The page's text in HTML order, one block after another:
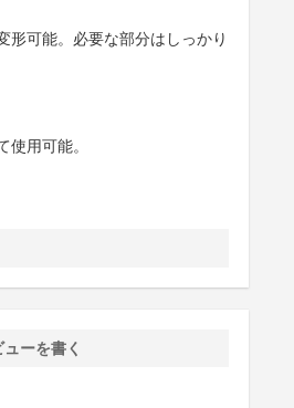
形可能。必要な部分はしっかり
用可能。
ューを書く